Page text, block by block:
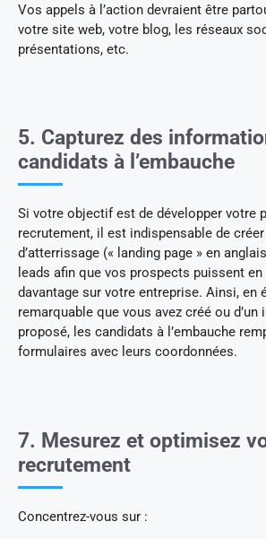
Vos appels à l’action devraient être
votre site web, votre blog, les réseaux
présentations, etc.
5. Capturez des
candidats à l’embauche
Si votre objectif est de développer votre
recrutement, il est indispensable de
d’atterrissage (« landing page » en
leads afin que vos prospects puissent en
davantage sur votre entreprise. Ainsi, en
remarquable que vous avez créé ou
proposé, les candidats à l’embauche
formulaires avec leurs coordonnées.
7. Mesurez et optimisez
recrutement
Concentrez-vous sur :